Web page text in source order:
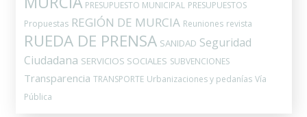
PRESUPUESTO MUNICIPAL PRESUPUESTOS
Propuestas REGIÓN DE MURCIA Reuniones revista
RUEDA DE PRENSA SANIDAD Seguridad
Ciudadana SERVICIOS SOCIALES SUBVENCIONES
Transparencia TRANSPORTE Urbanizaciones y pedanías Vía
Pública